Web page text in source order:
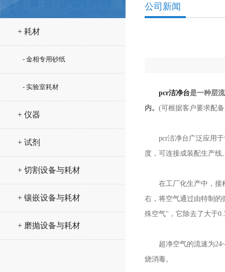
+ 耗材
- 金相专用砂纸
- 实验室耗材
+ 仪器
+ 试剂
+ 切割设备与耗材
+ 镶嵌设备与耗材
+ 磨抛设备与耗材
公司新闻
pcr洁净台是一种层
内。 (可根据客户要求配
pcr洁净台广泛应用于
度，可连接成装配生产
在工厂化生产中，接种
右，将空气通过由特制
殊空气"，它除去了大于
超净空气的流速为
烧消毒。